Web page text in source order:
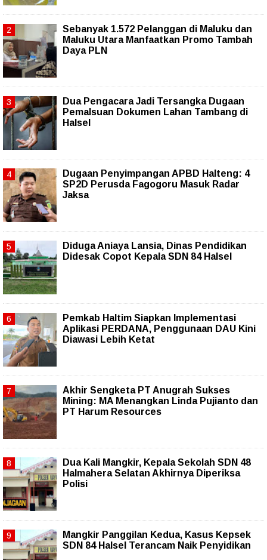
Sebanyak 1.572 Pelanggan di Maluku dan
Maluku Utara Manfaatkan Promo Tambah
Daya PLN
Dua Pengacara Jadi Tersangka Dugaan
Pemalsuan Dokumen Lahan Tambang di
Halsel
Dugaan Penyimpangan APBD Halteng: 4
SP2D Perusda Fagogoru Masuk Radar
Jaksa
Diduga Aniaya Lansia, Dinas Pendidikan
Didesak Copot Kepala SDN 84 Halsel
Pemkab Haltim Siapkan Implementasi
Aplikasi PERDANA, Penggunaan DAU Kini
Diawasi Lebih Ketat
Akhir Sengketa PT Anugrah Sukses
Mining: MA Menangkan Linda Pujianto dan
PT Harum Resources
Dua Kali Mangkir, Kepala Sekolah SDN 48
Halmahera Selatan Akhirnya Diperiksa
Polisi
Mangkir Panggilan Kedua, Kasus Kepsek
SDN 84 Halsel Terancam Naik Penyidikan